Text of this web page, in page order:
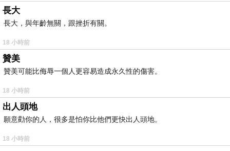
長大
長大，與年齡無關，跟挫折有關。
18 小時前
贊美
贊美可能比侮辱一個人更容易造成永久性的傷害。
18 小時前
出人頭地
願意勸你的人，很多是怕你比他們更快出人頭地。
18 小時前